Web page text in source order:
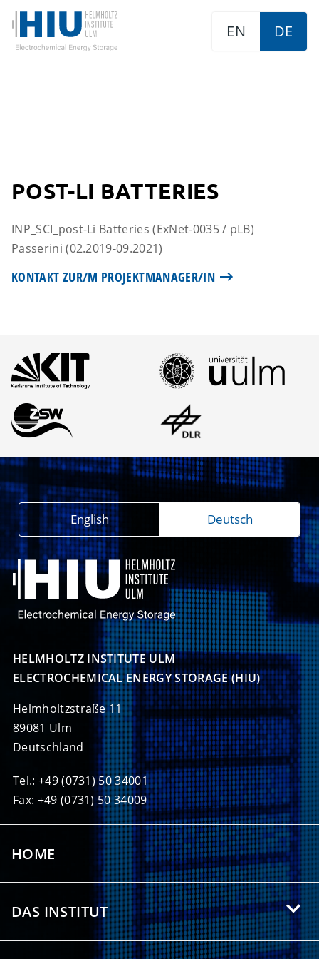
EN DE
POST-LI BATTERIES
INP_SCI_post-Li Batteries (ExNet-0035 / pLB)
Passerini (02.2019-09.2021)
KONTAKT ZUR/M PROJEKTMANAGER/IN
HELMHOLTZ INSTITUTE ULM
ELECTROCHEMICAL ENERGY STORAGE (HIU)
Helmholtzstraße 11
89081 Ulm
Deutschland
Tel.: +49 (0731) 50 34001
Fax: +49 (0731) 50 34009
English Deutsch
HOME
DAS INSTITUT